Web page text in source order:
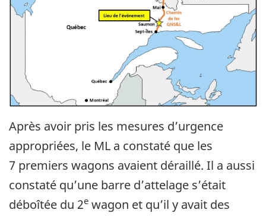
Après avoir pris les mesures d’urgence
appropriées, le ML a constaté que les
7 premiers wagons avaient déraillé. Il a aussi
constaté qu’une barre d’attelage s’était
déboîtée du 2e wagon et qu’il y avait des